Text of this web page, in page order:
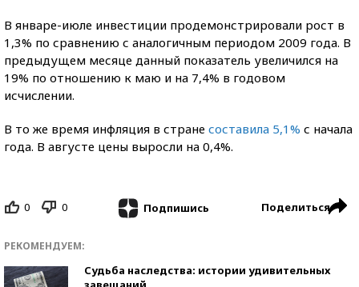
В январе-июле инвестиции продемонстрировали рост в
1,3% по сравнению с аналогичным периодом 2009 года. В
предыдущем месяце данный показатель увеличился на
19% по отношению к маю и на 7,4% в годовом
исчислении.
В то же время инфляция в стране составила 5,1% с начала
года. В августе цены выросли на 0,4%.
0 0 Подпишись Поделиться
РЕКОМЕНДУЕМ:
Судьба наследства: истории удивительных